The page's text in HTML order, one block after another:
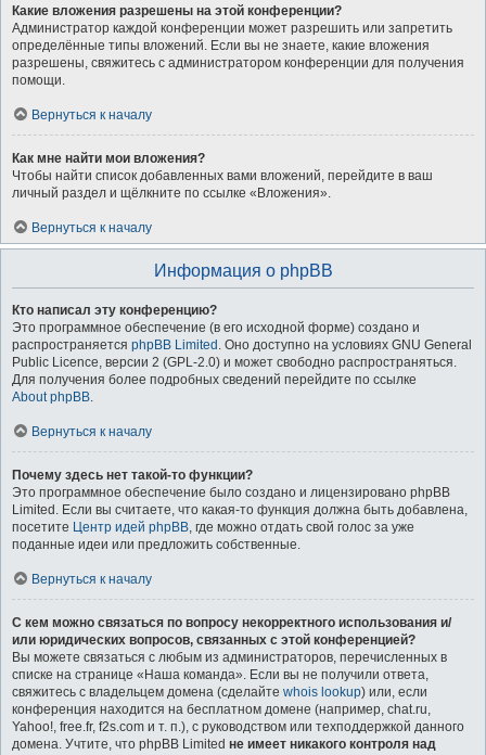
Какие вложения разрешены на этой конференции?
Администратор каждой конференции может разрешить или запретить
определённые типы вложений. Если вы не знаете, какие вложения
разрешены, свяжитесь с администратором конференции для получения
помощи.
Вернуться к началу
Как мне найти мои вложения?
Чтобы найти список добавленных вами вложений, перейдите в ваш
личный раздел и щёлкните по ссылке «Вложения».
Вернуться к началу
Информация о phpBB
Кто написал эту конференцию?
Это программное обеспечение (в его исходной форме) создано и
распространяется phpBB Limited . Оно доступно на условиях GNU General
Public Licence, версии 2 (GPL-2.0) и может свободно распространяться.
Для получения более подробных сведений перейдите по ссылке
About phpBB.
Вернуться к началу
Почему здесь нет такой-то функции?
Это программное обеспечение было создано и лицензировано phpBB
Limited. Если вы считаете, что какая-то функция должна быть добавлена,
посетите Центр идей phpBB, где можно отдать свой голос за уже
поданные идеи или предложить собственные.
Вернуться к началу
С кем можно связаться по вопросу некорректного использования и/
или юридических вопросов, связанных с этой конференцией?
Вы можете связаться с любым из администраторов, перечисленных в
списке на странице «Наша команда». Если вы не получили ответа,
свяжитесь с владельцем домена (сделайте whois lookup) или, если
конференция находится на бесплатном домене (например, chat.ru,
Yahoo!, free.fr, f2s.com и т. п.), с руководством или техподдержкой данного
домена. Учтите, что phpBB Limited не имеет никакого контроля над